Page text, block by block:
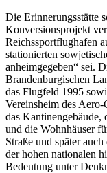
Die Erinnerungsstätte
Konversionsprojekt
Reichssportflughafen
stationierten
anheimgegeben“ sei.
Brandenburgischen
das Flugfeld 1995
Vereinsheim des
das Kantinengebäude,
und die Wohnhäuser
Straße und später
der hohen nationalen
Bedeutung unter